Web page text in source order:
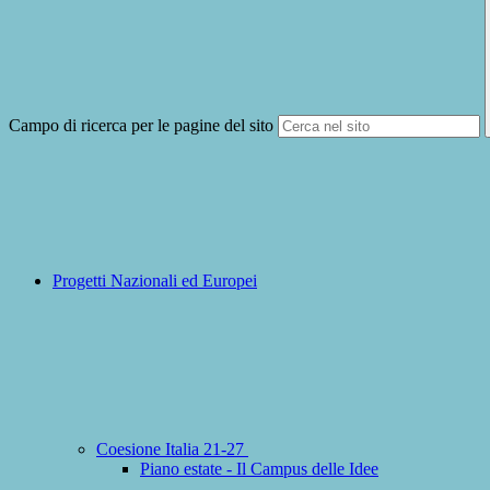
Campo di ricerca per le pagine del sito
Progetti Nazionali ed Europei
Coesione Italia 21-27
Piano estate - Il Campus delle Idee